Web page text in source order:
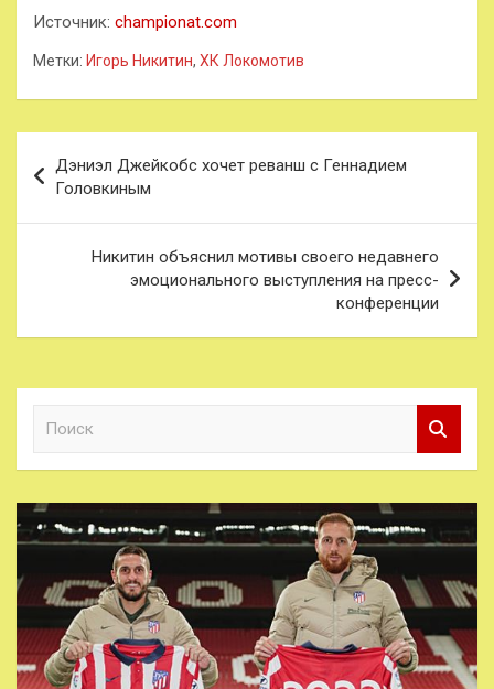
Источник: championat.com
Метки: Игорь Никитин, ХК Локомотив
по
записям
Дэниэл Джейкобс хочет реванш с Геннадием
Головкиным
Никитин объяснил мотивы своего недавнего
эмоционального выступления на пресс-
конференции
к